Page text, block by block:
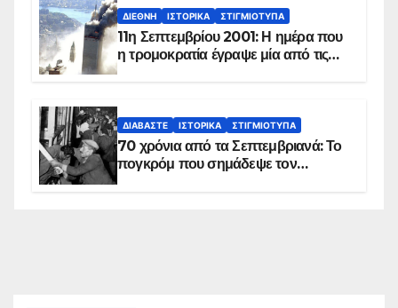
ΔΙΕΘΝΉ ΙΣΤΟΡΙΚΆ ΣΤΙΓΜΙΌΤΥΠΑ
11η Σεπτεμβρίου 2001: Η ημέρα που
η τρομοκρατία έγραψε μία από τις
ΔΙΑΒΆΣΤΕ ΙΣΤΟΡΙΚΆ ΣΤΙΓΜΙΌΤΥΠΑ
70 χρόνια από τα Σεπτεμβριανά: Το
πογκρόμ που σημάδεψε τον